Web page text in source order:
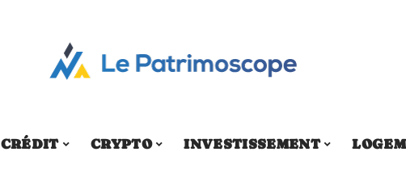
CRÉDIT CRYPTO INVESTISSEMENT